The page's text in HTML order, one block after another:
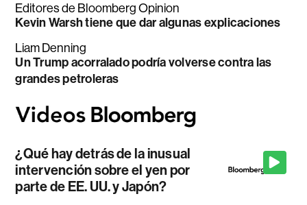
Editores de Bloomberg Opinion
Kevin Warsh tiene que dar algunas explicaciones
Liam Denning
Un Trump acorralado podría volverse contra las
grandes petroleras
¿Qué hay detrás de la inusual
intervención sobre el yen por
parte de EE. UU. y Japón?